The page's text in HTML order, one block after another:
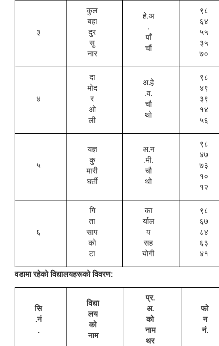
३
कुल
बहा
दुर
सु
नार
हे.अ
.
पाँ
चौं
९८
६४
५५
३५
७०
४
दा
मोद
र
ओ
ली
अ.हे
.व.
चौ
थो
९८
४९
३९
१४
५६
५
यज्ञ
कु
मारी
घर्ती
अ.न
.मी.
चौ
थो
९८
४७
७३
१०
१२
६
गि
ता
साप
को
टा
का
र्याल
य
सह
योगी
९८
६७
८४
६३
४१
वडामा रहेको विद्यालयहरूको विवरण:
सि
.नं
.
विद्या
लय
को
नाम
प्र.
अ.
को
नाम
थर
फो
न
नं.